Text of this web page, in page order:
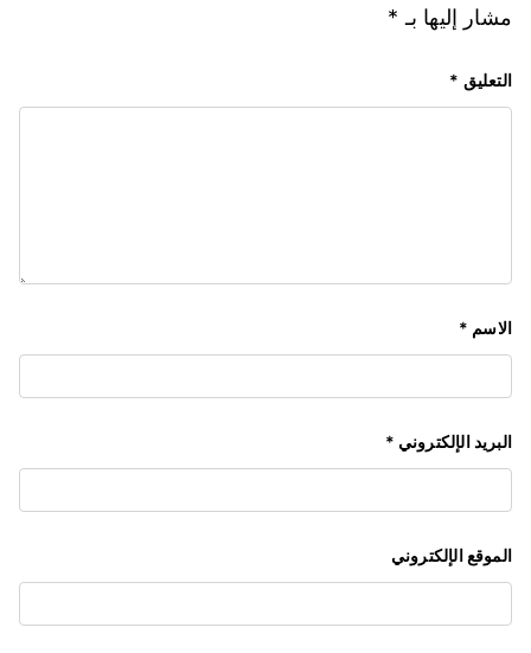
مشار إليها بـ *
التعليق *
الاسم *
البريد الإلكتروني *
الموقع الإلكتروني